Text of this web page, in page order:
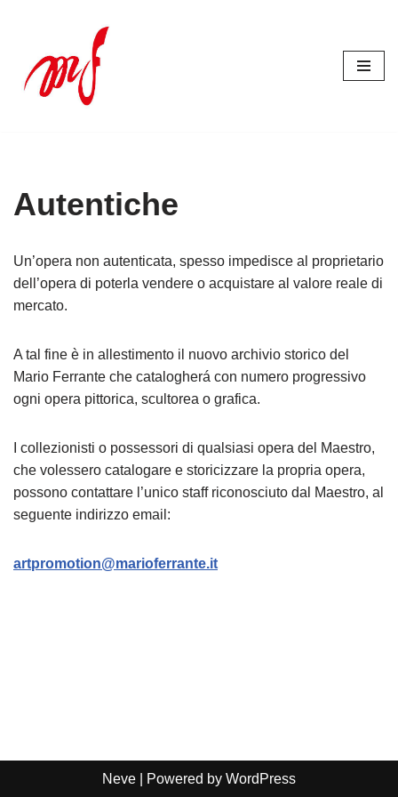
contenuto
Autentiche
Un’opera non autenticata, spesso impedisce al proprietario
dell’opera di poterla vendere o acquistare al valore reale di
mercato.
A tal fine è in allestimento il nuovo archivio storico del
Mario Ferrante che catalogherá con numero progressivo
ogni opera pittorica, scultorea o grafica.
I collezionisti o possessori di qualsiasi opera del Maestro,
che volessero catalogare e storicizzare la propria opera,
possono contattare l’unico staff riconosciuto dal Maestro, al
seguente indirizzo email:
artpromotion@marioferrante.it
Neve | Powered by WordPress